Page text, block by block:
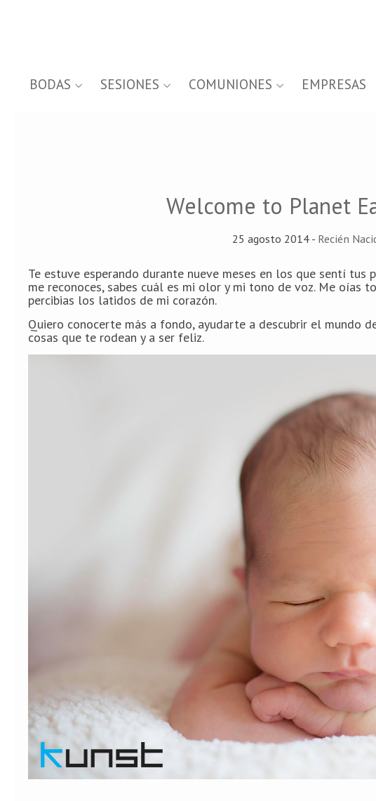
BODAS SESIONES COMUNIONES EMPRESAS
Welcome to Planet
25 agosto 2014 - Recién
Te estuve esperando durante nueve meses en los que sentí tus
me reconoces, sabes cuál es mi olor y mi tono de voz. Me oías
percibias los latidos de mi corazón.
Quiero conocerte más a fondo, ayudarte a descubrir el mundo
cosas que te rodean y a ser feliz.